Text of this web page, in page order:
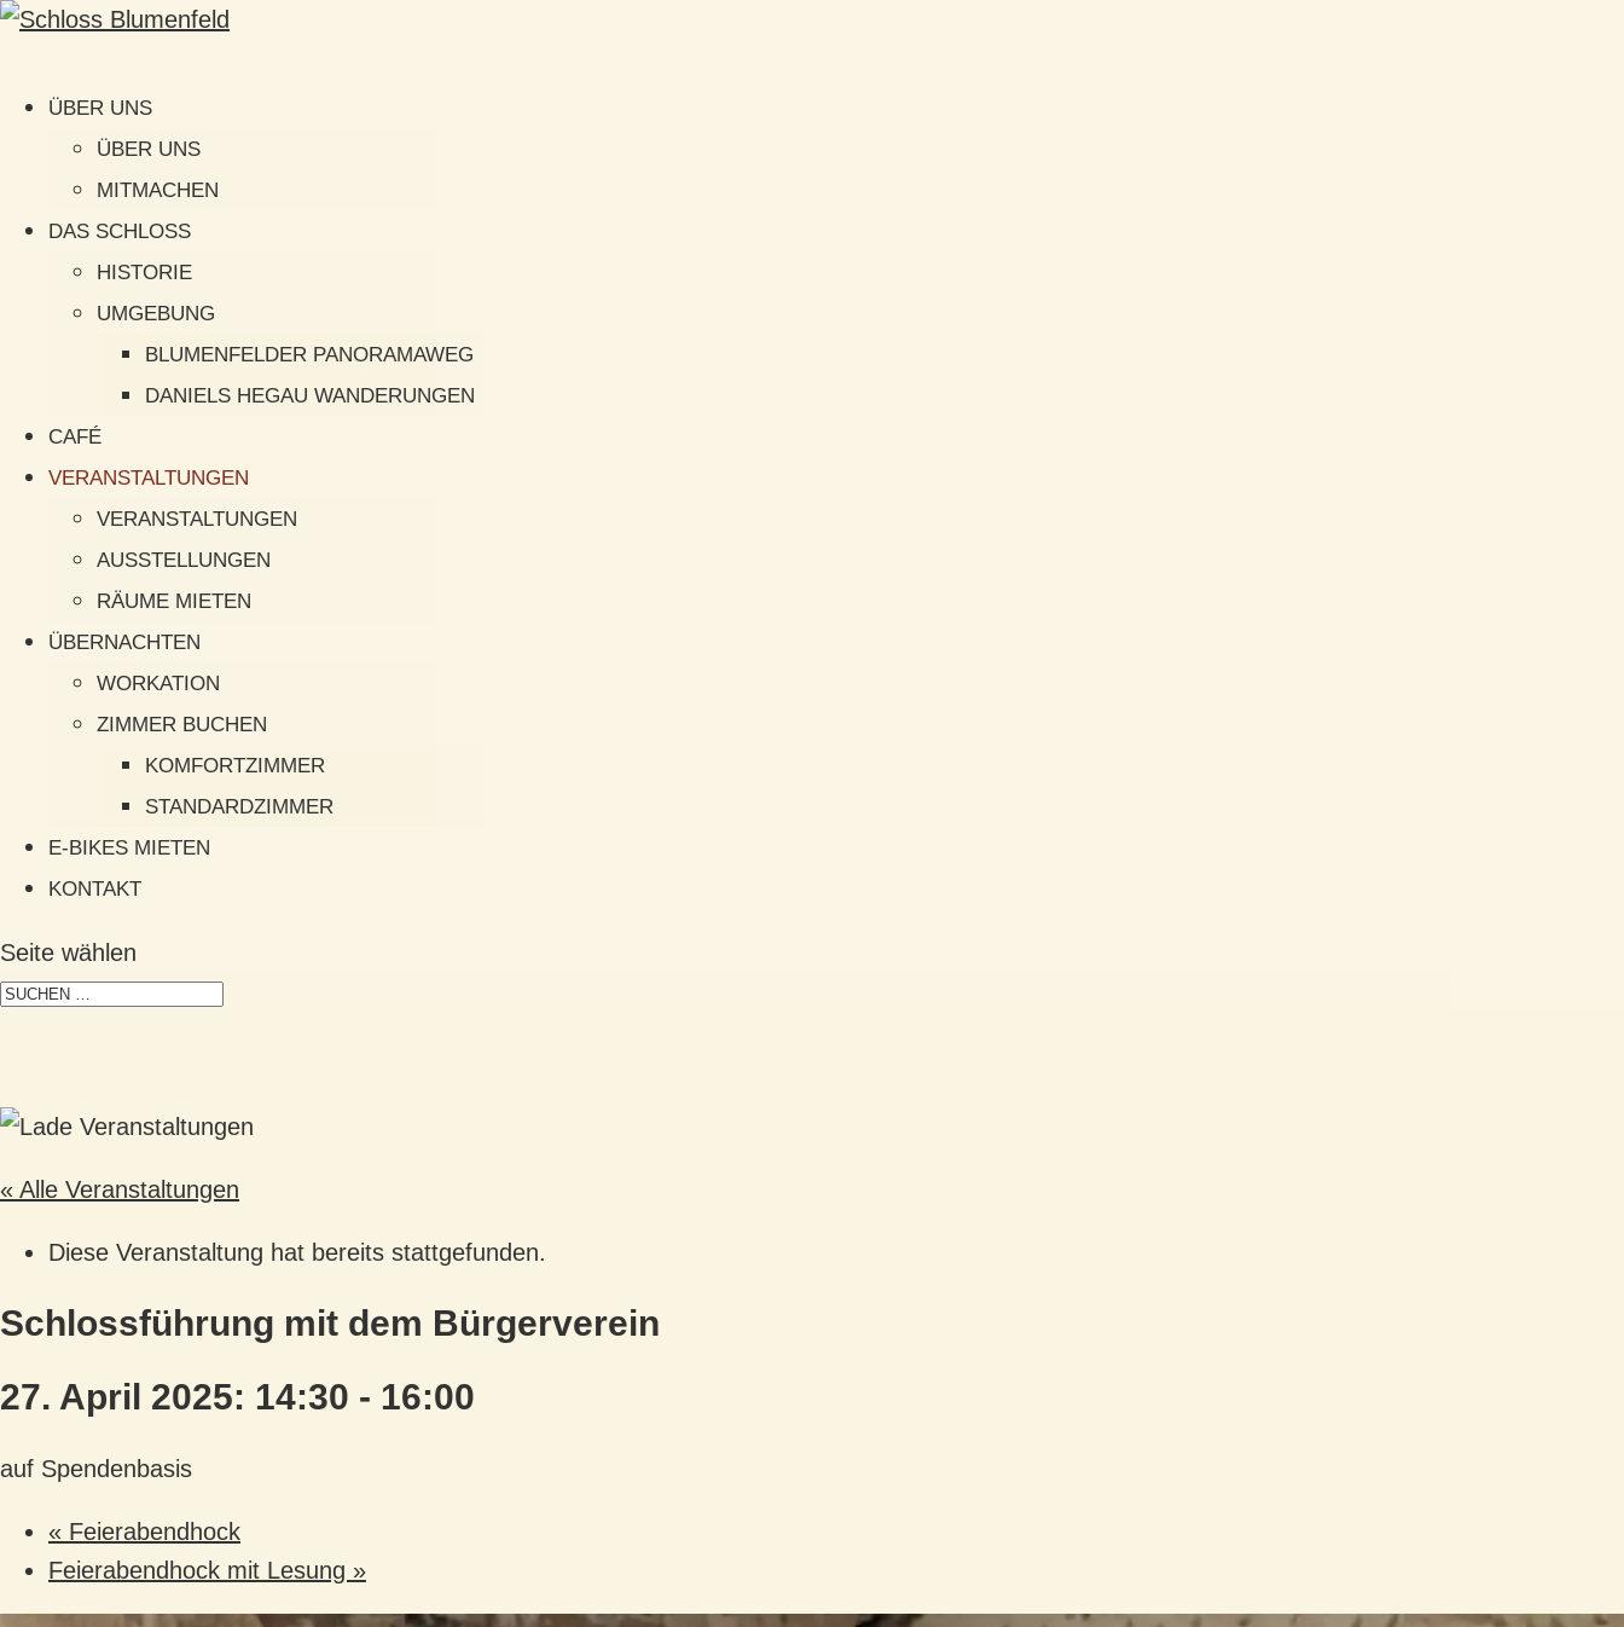
ÜBER UNS
ÜBER UNS
MITMACHEN
DAS SCHLOSS
HISTORIE
UMGEBUNG
BLUMENFELDER PANORAMAWEG
DANIELS HEGAU WANDERUNGEN
CAFÉ
VERANSTALTUNGEN
VERANSTALTUNGEN
AUSSTELLUNGEN
RÄUME MIETEN
ÜBERNACHTEN
WORKATION
ZIMMER BUCHEN
KOMFORTZIMMER
STANDARDZIMMER
E-BIKES MIETEN
KONTAKT
Seite wählen
« Alle Veranstaltungen
Diese Veranstaltung hat bereits stattgefunden.
Schlossführung mit dem Bürgerverein
27. April 2025: 14:30 - 16:00
auf Spendenbasis
« Feierabendhock
Feierabendhock mit Lesung »